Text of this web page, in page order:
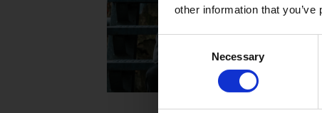
other information that
Necessary